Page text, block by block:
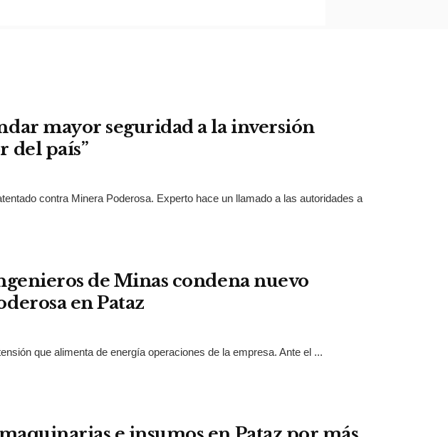
mayor seguridad a la inversión
del país”
contra Minera Poderosa. Experto hace un llamado a las autoridades a
de Minas condena nuevo
en Pataz
que alimenta de energía operaciones de la empresa. Ante el ...